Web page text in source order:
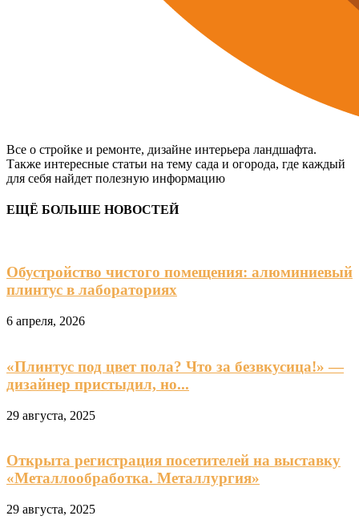
Все о стройке и ремонте, дизайне интерьера ландшафта.
Также интересные статьи на тему сада и огорода, где каждый
для себя найдет полезную информацию
ЕЩЁ БОЛЬШЕ НОВОСТЕЙ
Обустройство чистого помещения: алюминиевый
плинтус в лабораториях
6 апреля, 2026
«Плинтус под цвет пола? Что за безвкусица!» —
дизайнер пристыдил, но...
29 августа, 2025
Открыта регистрация посетителей на выставку
«Металлообработка. Металлургия»
29 августа, 2025